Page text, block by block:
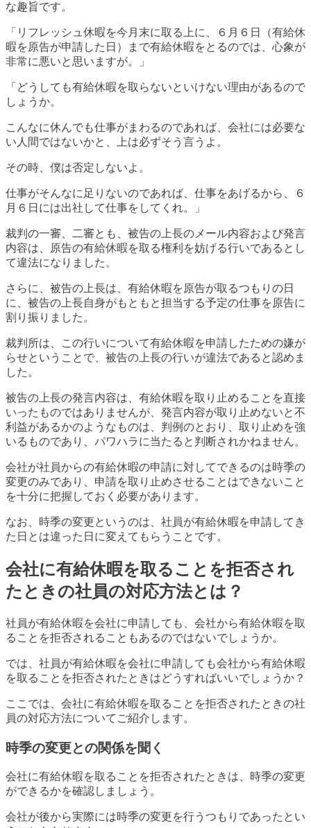
な趣旨です。
「リフレッシュ休暇を今月末に取る上に、６月６日（有給休
暇を原告が申請した日）まで有給休暇をとるのでは、心象が
非常に悪いと思いますが。」
「どうしても有給休暇を取らないといけない理由があるので
しょうか。
こんなに休んでも仕事がまわるのであれば、会社には必要な
い人間ではないかと、上は必ずそう言うよ。
その時、僕は否定しないよ。
仕事がそんなに足りないのであれば、仕事をあげるから、６
月６日には出社して仕事をしてくれ。」
裁判の一審、二審とも、被告の上長のメール内容および発言
内容は、原告の有給休暇を取る権利を妨げる行いであるとし
て違法になりました。
さらに、被告の上長は、有給休暇を原告が取るつもりの日
に、被告の上長自身がもともと担当する予定の仕事を原告に
割り振りました。
裁判所は、この行いについて有給休暇を申請したための嫌が
らせということで、被告の上長の行いが違法であると認めま
した。
被告の上長の発言内容は、有給休暇を取り止めることを直接
いったものではありませんが、発言内容が取り止めないと不
利益があるかのようなものは、判例のとおり、取り止めを強
いるものであり、パワハラに当たると判断されかねません。
会社が社員からの有給休暇の申請に対してできるのは時季の
変更のみであり、申請を取り止めさせることはできないこと
を十分に把握しておく必要があります。
なお、時季の変更というのは、社員が有給休暇を申請してき
た日とは違った日に変えてもらうことです。
会社に有給休暇を取ることを拒否され
たときの社員の対応方法とは？
社員が有給休暇を会社に申請しても、会社から有給休暇を取
ることを拒否されることもあるのではないでしょうか。
では、社員が有給休暇を会社に申請しても会社から有給休暇
を取ることを拒否されたときはどうすればいいでしょうか？
ここでは、会社に有給休暇を取ることを拒否されたときの社
員の対応方法についてご紹介します。
時季の変更との関係を聞く
会社に有給休暇を取ることを拒否されたときは、時季の変更
ができるかを確認しましょう。
会社が後から実際には時季の変更を行うつもりであったとい